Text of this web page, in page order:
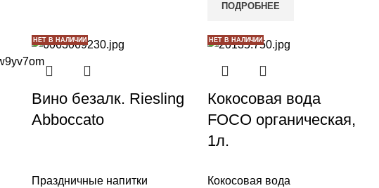
ПОДРОБНЕЕ
НЕТ В НАЛИЧИИ
Вино безалк. Riesling
Abboccato
Праздничные напитки
НЕТ В НАЛИЧИИ
Кокосовая вода
FOCO органическая,
1л.
Кокосовая вода